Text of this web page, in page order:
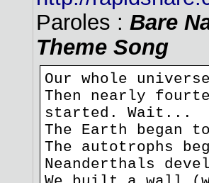
Paroles : Bare
Theme Song
Our whole
Then nearly
started. Wait...
The Earth began
The autotrophs
Neanderthals